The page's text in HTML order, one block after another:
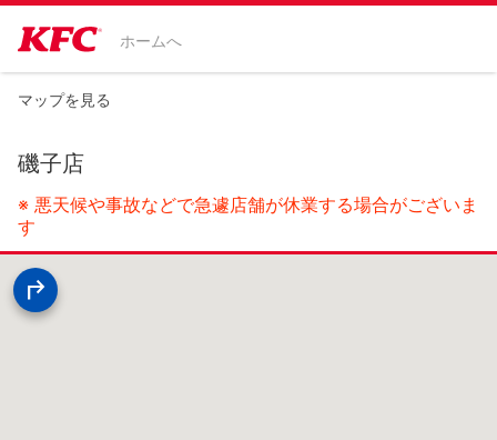
ホームへ
マップを見る
磯子店
※ 悪天候や事故などで急遽店舗が休業する場合がございま
す